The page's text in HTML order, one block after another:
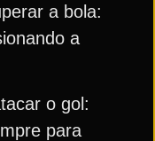
a bola:
a
o gol:
para